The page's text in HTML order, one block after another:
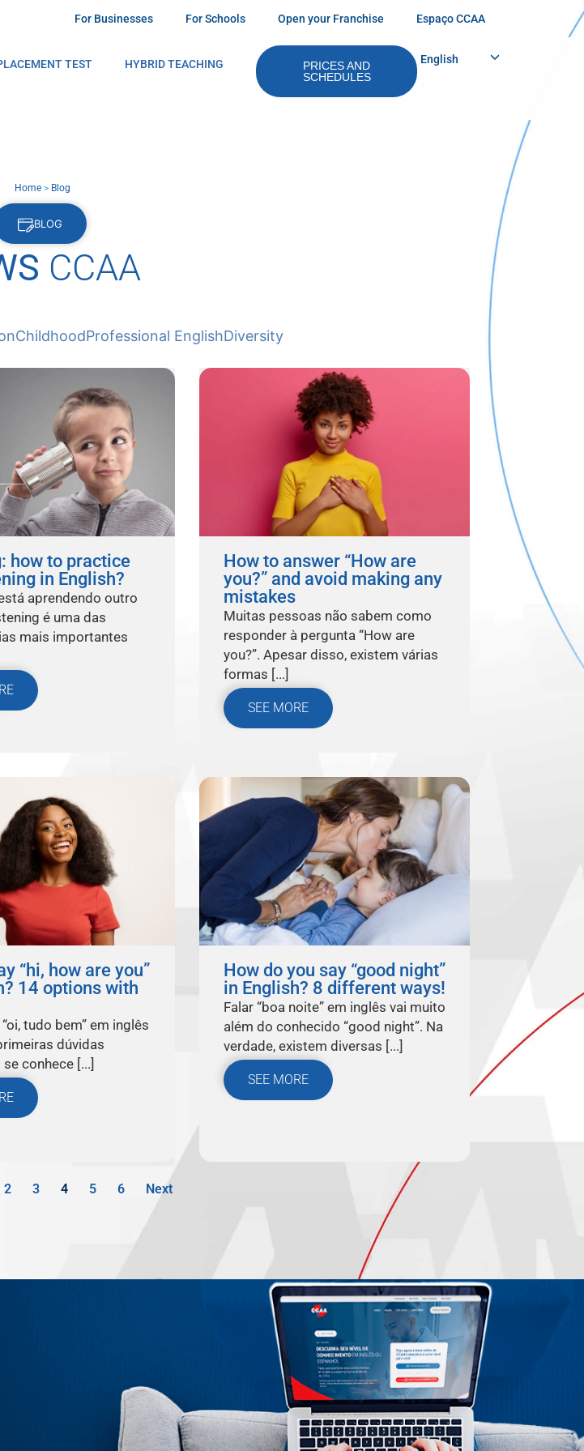
For Businesses For Schools Open your Franchise Espaço CCAA
TEST HYBRID TEACHING
PRICES AND
SCHEDULES
English
Home > Blog
BLOG
CCAA
ChildhoodProfessional EnglishDiversity
how to practice
in English?
aprendendo outro
é uma das
mais importantes
How to answer “How are
you?” and avoid making any
mistakes
Muitas pessoas não sabem como
responder à pergunta “How are
you?”. Apesar disso, existem várias
formas [...]
SEE MORE
“hi, how are you”
14 options with
tudo bem” em inglês
dúvidas
conhece [...]
How do you say “good night”
in English? 8 different ways!
Falar “boa noite” em inglês vai muito
além do conhecido “good night”. Na
verdade, existem diversas [...]
SEE MORE
2 3 4 5 6 Next